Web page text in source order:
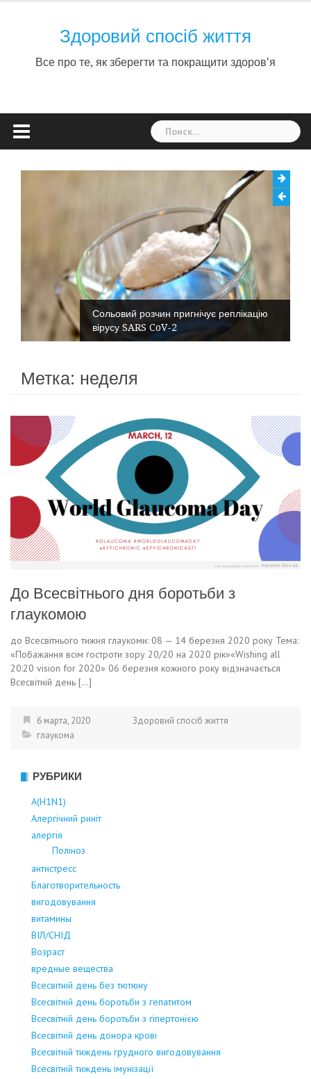
Здоровий спосіб життя
Все про те, як зберегти та покращити здоров'я
Найти:
Сольовий розчин пригнічує реплікацію
вірусу SARS CoV-2
Метка: неделя
До Всесвітнього дня боротьби з
глаукомою
до Всесвітнього тижня глаукоми: 08 — 14 березня 2020 року Тема:
«Побажання всім гостроти зору 20/20 на 2020 рік»«Wishing all
20:20 vision for 2020» 06 березня кожного року відзначається
Всесвітній день […]
6 марта, 2020
Здоровий спосіб життя
глаукома
РУБРИКИ
А(Н1N1)
Алергічний риніт
алергія
Поліноз
антистресс
Благотворительность
вигодовування
витамины
ВІЛ/СНІД
Возраст
вредные вещества
Всесвітній день без тютюну
Всесвітній день боротьби з гепатитом
Всесвітній день боротьби з гіпертонією
Всесвітній день донора крові
Всесвітній тиждень грудного вигодовування
Всесвітній тиждень імунізації